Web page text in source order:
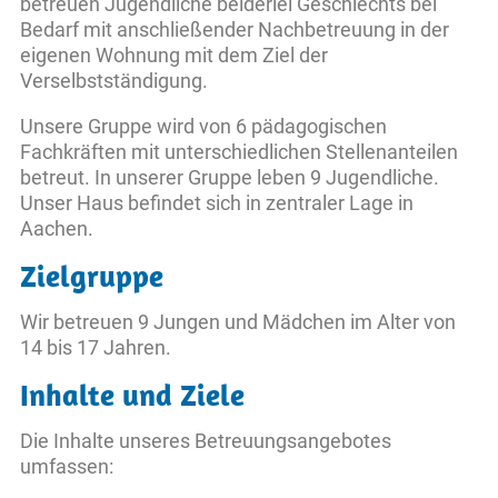
Bedarf mit anschließender Nachbetreuung in der
eigenen Wohnung mit dem Ziel der
Verselbstständigung.
Unsere Gruppe wird von 6 pädagogischen
Fachkräften mit unterschiedlichen Stellenanteilen
betreut. In unserer Gruppe leben 9 Jugendliche.
Unser Haus befindet sich in zentraler Lage in
Aachen.
Zielgruppe
Wir betreuen 9 Jungen und Mädchen im Alter von
14 bis 17 Jahren.
Inhalte und Ziele
Die Inhalte unseres Betreuungsangebotes
umfassen: